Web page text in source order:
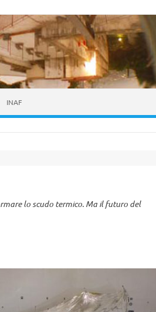
INAF
lo scudo termico. Ma il futuro del